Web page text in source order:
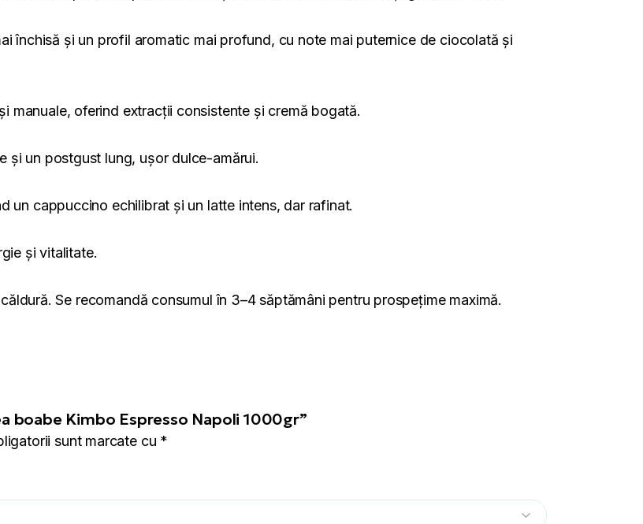
închisă și un profil aromatic mai profund, cu note mai puternice de ciocolată și
manuale, oferind extracții consistente și cremă bogată.
și un postgust lung, ușor dulce-amărui.
un cappuccino echilibrat și un latte intens, dar rafinat.
și vitalitate.
Se recomandă consumul în 3–4 săptămâni pentru prospețime maximă.
boabe Kimbo Espresso Napoli 1000gr”
sunt marcate cu *